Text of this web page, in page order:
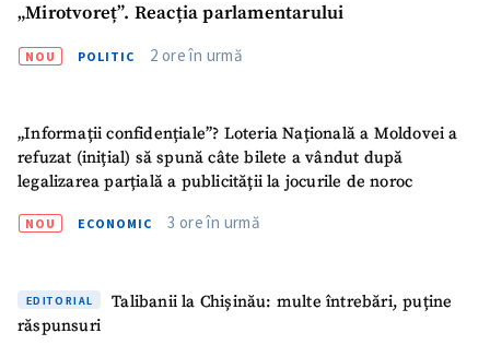
„Mirotvoreț”. Reacția parlamentarului
NOU POLITIC 2 ore în urmă
„Informații confidențiale”? Loteria Națională a Moldovei a
refuzat (inițial) să spună câte bilete a vândut după
legalizarea parțială a publicității la jocurile de noroc
NOU ECONOMIC 3 ore în urmă
EDITORIAL
Talibanii la Chișinău: multe întrebări, puține
răspunsuri